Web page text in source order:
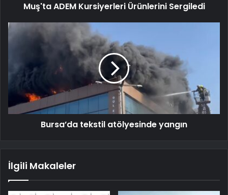
Muş'ta ADEM Kursiyerleri Ürünlerini Sergiledi
Bursa’da tekstil atölyesinde yangın
İlgili Makaleler